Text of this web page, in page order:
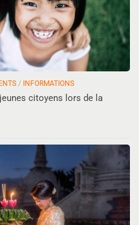
/ INFORMATIONS
citoyens lors de la